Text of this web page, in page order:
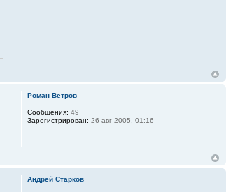
Роман Ветров
Сообщения: 49
Зарегистрирован: 26 авг 2005, 01:16
Андрей Старков